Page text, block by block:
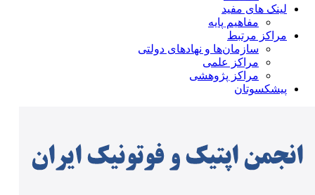
لینک های مفید
مفاهیم پایه
مراکز مرتبط
سازمان‌ها و نهادهای دولتی
مراکز علمی
مراکز پژوهشی
پیشکسوتان